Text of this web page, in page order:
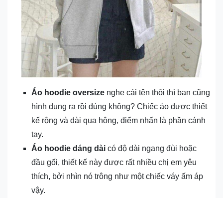
Áo hoodie oversize nghe cái tên thôi thì bạn cũng
hình dung ra rồi đúng không? Chiếc áo được thiết
kế rộng và dài qua hông, điểm nhấn là phần cánh
tay.
Áo hoodie dáng dài có độ dài ngang đùi hoặc
đầu gối, thiết kế này được rất nhiều chị em yêu
thích, bởi nhìn nó trông như một chiếc váy ấm áp
vậy.